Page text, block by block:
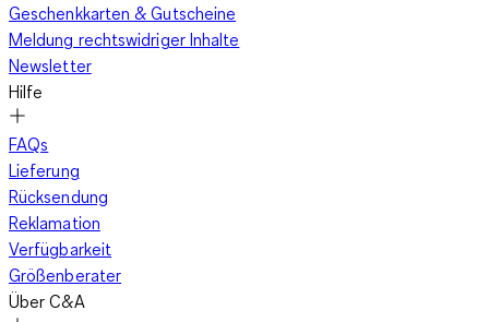
Geschenkkarten & Gutscheine
Meldung rechtswidriger Inhalte
Newsletter
Hilfe
FAQs
Lieferung
Rücksendung
Reklamation
Verfügbarkeit
Größenberater
Über C&A